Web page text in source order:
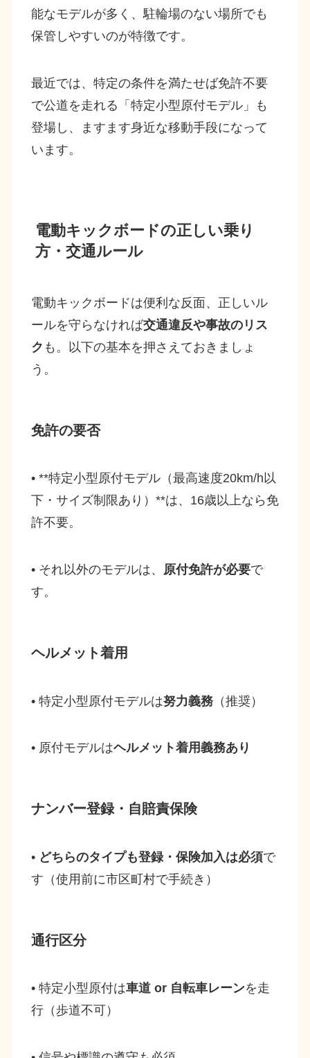
能なモデルが多く、駐輪場のない場所でも
保管しやすいのが特徴です。
最近では、特定の条件を満たせば免許不要
で公道を走れる「特定小型原付モデル」も
登場し、ますます身近な移動手段になって
います。
電動キックボードの正しい乗り
方・交通ルール
電動キックボードは便利な反面、正しいル
ールを守らなければ交通違反や事故のリス
ク も。以下の基本を押さえておきましょ
う。
免許の要否
• **特定小型原付モデル（最高速度20km/h以
下・サイズ制限あり）**は、16歳以上なら免
許不要。
• それ以外のモデルは、 原付免許が必要で
す。
ヘルメット着用
• 特定小型原付モデルは努力義務（推奨）
• 原付モデルはヘルメット着用義務あり
ナンバー登録・自賠責保険
• どちらのタイプも登録・保険加入は必須で
す（使用前に市区町村で手続き）
通行区分
• 特定小型原付は車道 or 自転車レーンを走
行（歩道不可）